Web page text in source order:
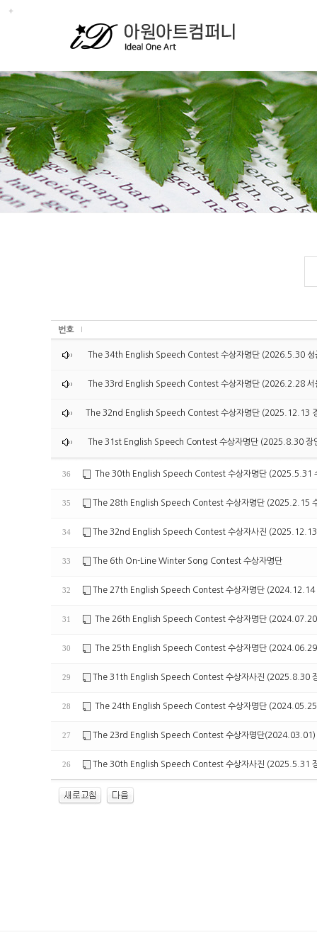
번호
The 34th English Speech Contest 수상자명단 (2026.5.30 성
The 33rd English Speech Contest 수상자명단 (2026.2.28 서
The 32nd English Speech Contest 수상자명단 (2025.12.13
The 31st English Speech Contest 수상자명단 (2025.8.30 장
36 The 30th English Speech Contest 수상자명단 (2025.5.31
35 The 28th English Speech Contest 수상자명단 (2025.2.15
34 The 32nd English Speech Contest 수상자사진 (2025.12.13
33 The 6th On-Line Winter Song Contest 수상자명단
32 The 27th English Speech Contest 수상자명단 (2024.12.14
31 The 26th English Speech Contest 수상자명단 (2024.07.20
30 The 25th English Speech Contest 수상자명단 (2024.06.29
29 The 31th English Speech Contest 수상자사진 (2025.8.30
28 The 24th English Speech Contest 수상자명단 (2024.05.25
27 The 23rd English Speech Contest 수상자명단(2024.03.01)
26 The 30th English Speech Contest 수상자사진 (2025.5.31